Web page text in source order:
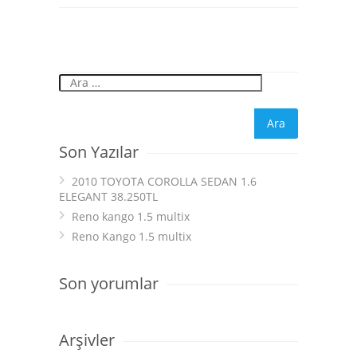
Son Yazılar
2010 TOYOTA COROLLA SEDAN 1.6
ELEGANT 38.250TL
Reno kango 1.5 multix
Reno Kango 1.5 multix
Son yorumlar
Arşivler